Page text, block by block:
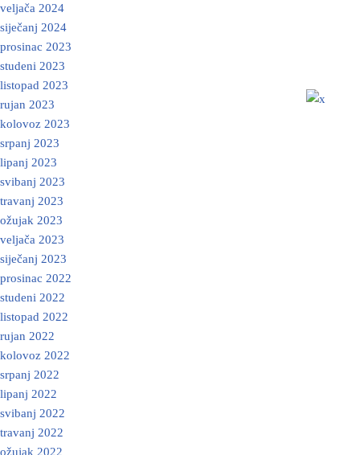
veljača 2024
siječanj 2024
prosinac 2023
studeni 2023
listopad 2023
rujan 2023
kolovoz 2023
srpanj 2023
lipanj 2023
svibanj 2023
travanj 2023
ožujak 2023
veljača 2023
siječanj 2023
prosinac 2022
studeni 2022
listopad 2022
rujan 2022
kolovoz 2022
srpanj 2022
lipanj 2022
svibanj 2022
travanj 2022
ožujak 2022